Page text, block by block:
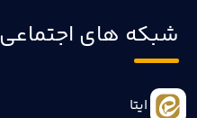
شبکه های اجتماعی
ایتا